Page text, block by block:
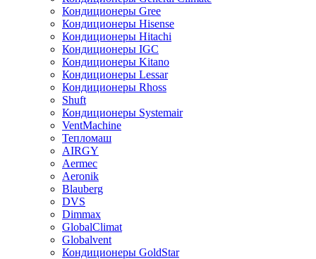
Кондиционеры Gree
Кондиционеры Hisense
Кондиционеры Hitachi
Кондиционеры IGC
Кондиционеры Kitano
Кондиционеры Lessar
Кондиционеры Rhoss
Shuft
Кондиционеры Systemair
VentMachine
Тепломаш
AIRGY
Aermec
Aeronik
Blauberg
DVS
Dimmax
GlobalClimat
Globalvent
Кондиционеры GoldStar